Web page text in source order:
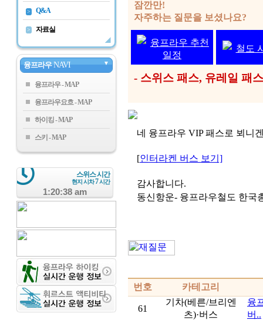
> Q&A
> 자료실
융프라우 NAVI ▼
융프라우
융프라우요흐
하이킹
스키
스위스 시간
현지 시차7시간
1:20:38 am
잠깐만!
자주하는 질문을 보셨나요?
융프라우 추천
일정
철도
- 스위스 패스, 유레일 패
네 융프라우 VIP 패스로 뵈니
[인터라켄 버스 보기]
감사합니다.
동신항운- 융프라우철도 한국
번호 카테고리
61
기차(베른/브리엔
츠)·버스
융
버..